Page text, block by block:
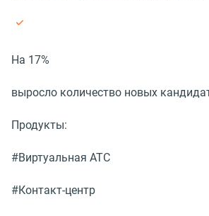
На 17%
выросло количество новых
Продукты:
#Виртуальная АТС
#Контакт-центр